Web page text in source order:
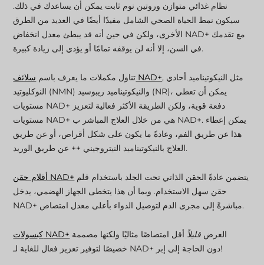
نظام غذائي متوازن وروتين نوم ثابت يمكن أن يساعدك في ذلك.
سيكون نمط الحياة الصحي الشامل مفيدًا أيضًا في العديد من الطرق
الأخرى، ولكن في حين أنه قد يبطئ معدل انخفاض NAD+ مع تقدمك
في السن، إلا أنه لن يوقفه تمامًا أو يؤدي إلى زيادة كبيرة.
تناول مكملات ما يعرف باسم سلائف NAD+,
النوكليوتيد (NMN) والنيكوتيناميد ريبوسيد (NR)، يمكن أن تعطي
مستويات NAD+ دفعة قوية، ولكن الطريقة الأكثر فعالية لتعزيز
مستويات NAD+ هي من خلال العلاج المباشر ب NAD+. يمكن إعطاء
هذا عن طريق الفم، وعادةً ما يكون على شكل أقراص، أو عن طريق
العلاج بالنيكوتيناميد النيتروجيني ++ عن طريق الوريد.
أقلام حقن NAD+
حقن سهل الاستخدام. وبما أن هذا يتخطى الجهاز الهضمي، يدخل
NAD+ مباشرةً إلى مجرى الدم لتوصيل الدواء بأعلى معدل امتصاص.
كبسولات NAD+ العرض قليلاً أقل امتصاصًا مثاليًا ولكنها مصممة
خصيصًا لتوفير تعزيز فعال للغاية لـ NAD+ دون الحاجة إلى إبر!